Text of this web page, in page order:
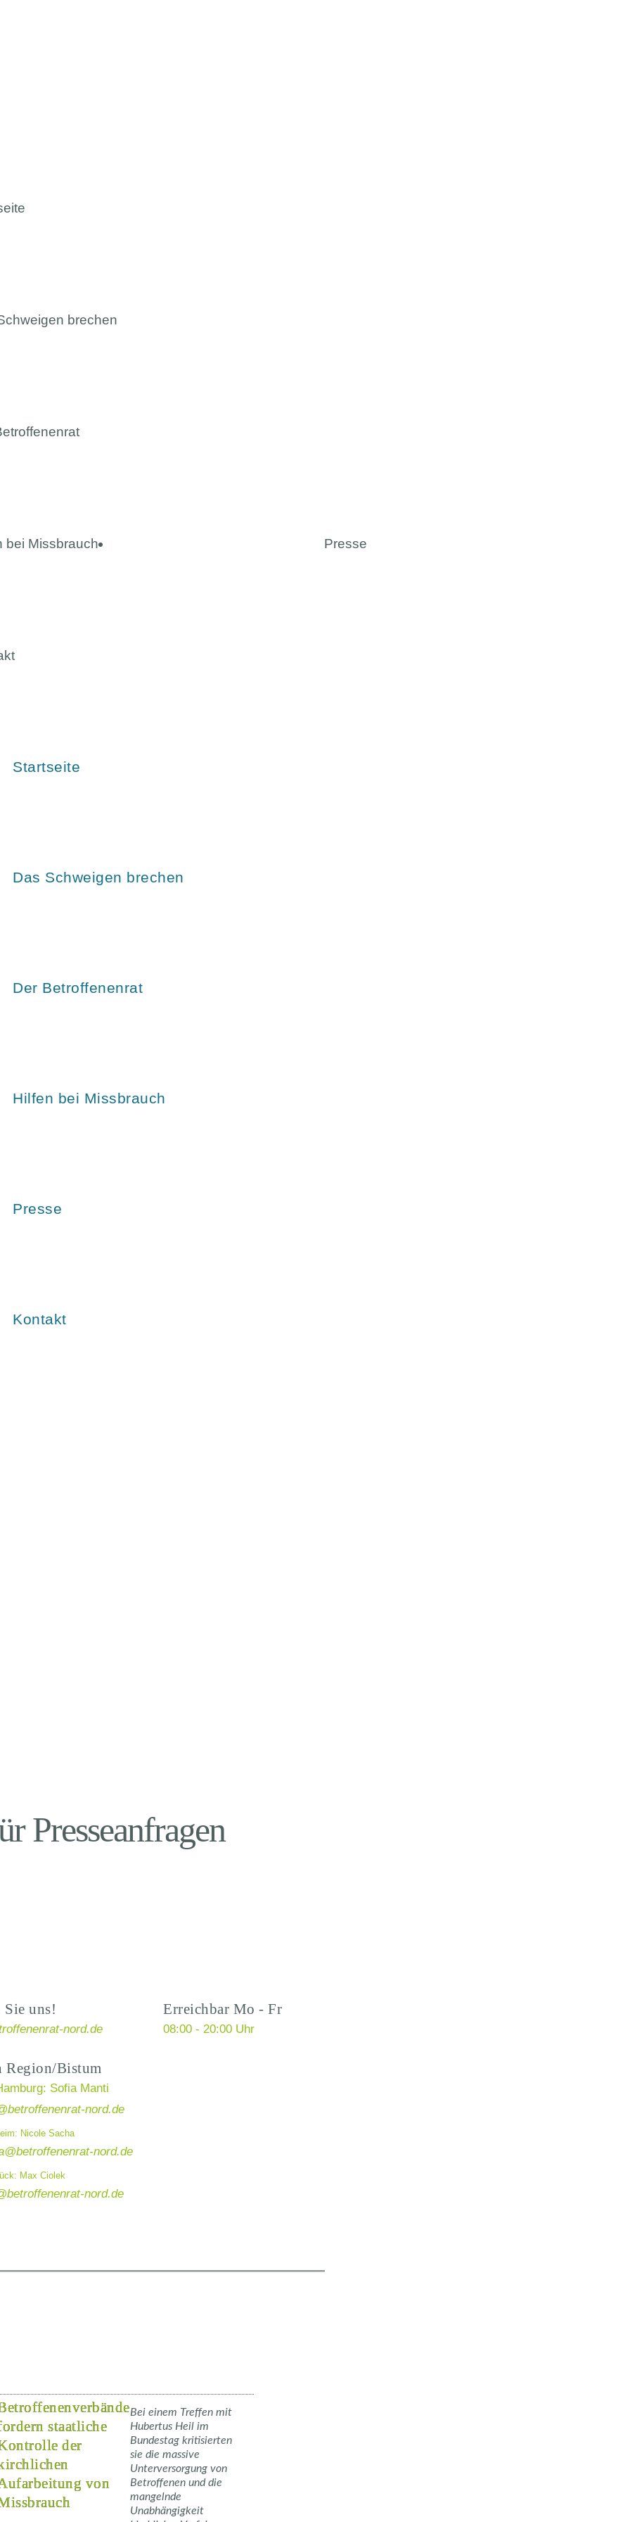
brechen
bei Missbrauch Presse
Startseite
Das Schweigen brechen
Der Betroffenenrat
Hilfen bei Missbrauch
Presse
Kontakt
Presseanfragen
Sie uns!
nord.de
Region/Bistum
Sofia Manti
nord.de
Nicole Sacha
nord.de
Max Ciolek
nord.de
Erreichbar Mo - Fr
08:00 - 20:00 Uhr
staatliche
der
von
Bei einem Treffen mit
Hubertus Heil im
Bundestag kritisierten
sie die massive
Unterversorgung von
Betroffenen und die
mangelnde
Unabhängigkeit